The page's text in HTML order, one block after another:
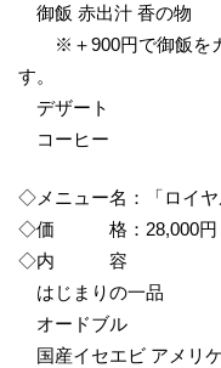
御飯 赤出汁 香の物
※＋900円で御飯をガ
す。
デザート
コーヒー
◇メニュー名：「ロイヤ
◇価 格：28,000円
◇内 容
はじまりの一品
オードブル
国産イセエビ アメリ